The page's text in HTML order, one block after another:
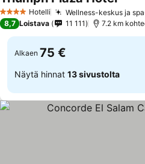
4 Tähtiluokitus
Hotelli Wellness-keskus ja
8,7 Loistava 11 111 7.2 km
Alkaen 75 €
Näytä hinnat 13 sivustolta